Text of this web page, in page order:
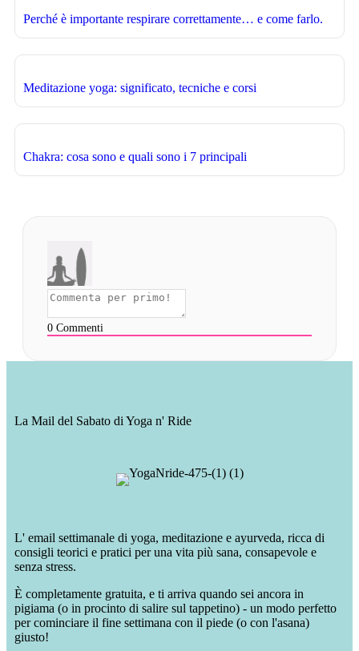
Perché è importante respirare correttamente… e come farlo.
Meditazione yoga: significato, tecniche e corsi
Chakra: cosa sono e quali sono i 7 principali
0 Commenti
La Mail del Sabato di Yoga n' Ride
L' email settimanale di yoga, meditazione e ayurveda, ricca di
consigli teorici e pratici per una vita più sana, consapevole e
senza stress.
È completamente gratuita, e ti arriva quando sei ancora in
pigiama (o in procinto di salire sul tappetino) - un modo perfetto
per cominciare il fine settimana con il piede (o con l'asana)
giusto!